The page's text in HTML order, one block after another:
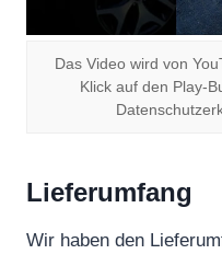
Das Video wird von
Klick auf den Play-
Lieferumfang
Wir haben den